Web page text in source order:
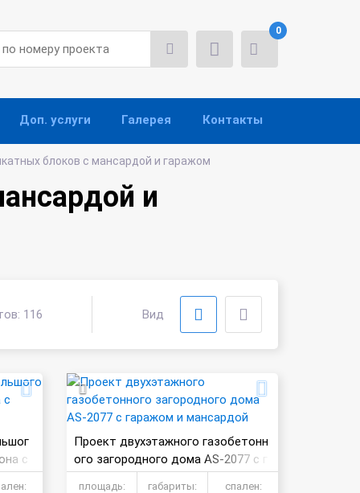
0
Доп. услуги Галерея Контакты
блоков с мансардой и гаражом
и
116 Вид
с
Проект двухэтажного газобетонн
ого загородного дома AS-2077 с г
аражом и мансардой
площадь: габариты: спален: